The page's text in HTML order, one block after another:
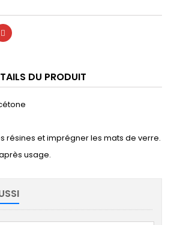
DU PRODUIT
résines et imprégner les mats de verre.
usage.